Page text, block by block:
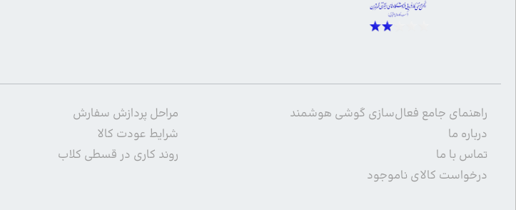
راهنمای جامع فعال‌سازی گوشی هوشمند مراحل پردازش سفارش
درباره ما
شرایط عودت کالا
تماس با ما
روند کاری در قسطی کلاب
درخواست کالای ناموجود